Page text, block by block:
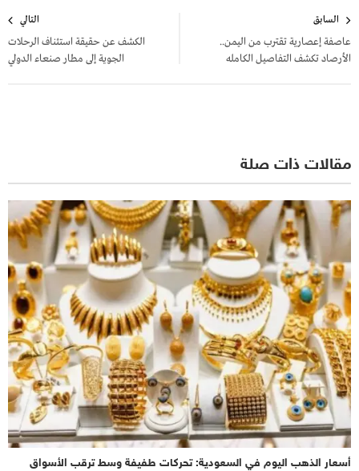
المقالات
السابق
عاصفة إعصارية تقترب من اليمن..
الأرصاد تكشف التفاصيل الكامله
التالي
الكشف عن حقيقة استئناف الرحلات
الجوية إلى مطار صنعاء الدولي
مقالات ذات صلة
أسعار الذهب اليوم في السعودية: تحركات طفيفة وسط ترقب الأسواق